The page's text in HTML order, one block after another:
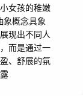
女孩的稚嫩
象概念具象
现出不同人
而是通过一
、舒展的氛